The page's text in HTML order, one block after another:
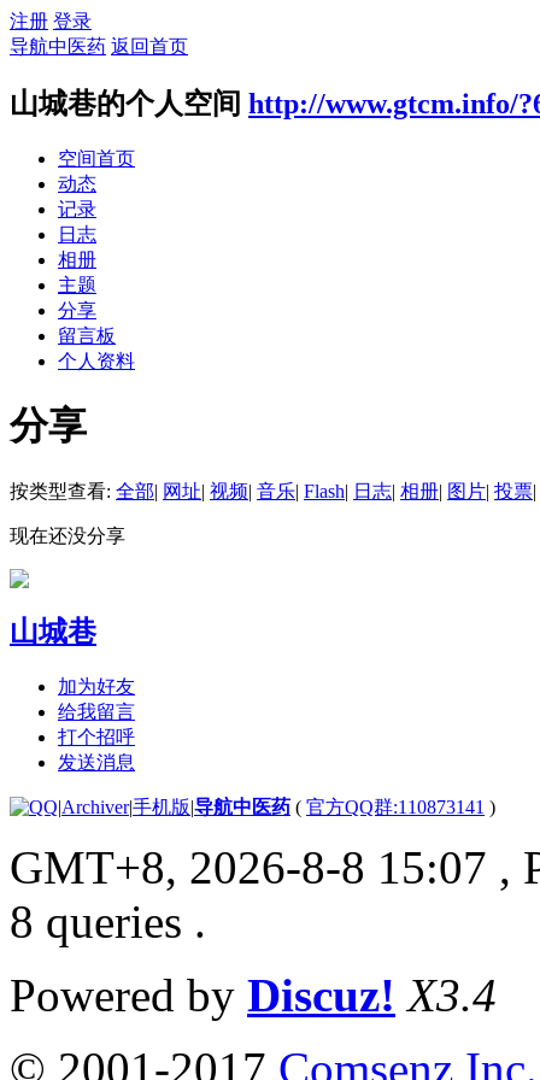
注册 登录
导航中医药 返回首页
山城巷的个人空间 http://www.gtcm.info/
空间首页
动态
记录
日志
相册
主题
分享
留言板
个人资料
分享
按类型查看: 全部| 网址| 视频| 音乐| Flash| 日志| 相册| 图片| 投票|
现在还没分享
山城巷
加为好友
给我留言
打个招呼
发送消息
|Archiver|手机版|导航中医药 ( 官方QQ群:110873141 )
GMT+8, 2026-8-8 15:07 ,
8 queries .
Powered by Discuz! X3.4
© 2001-2017 Comsenz Inc.